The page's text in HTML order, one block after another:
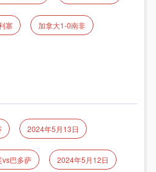
塞 加拿大1-0南非
2024年5月13日
vs巴多萨 2024年5月12日